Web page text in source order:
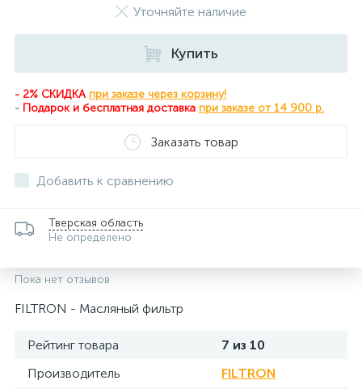
Уточняйте наличие
Купить
- 2% СКИДКА при заказе через корзину!
- Подарок и бесплатная доставка при заказе от 14 900 р.
Заказать товар
Добавить к сравнению
Тверская область
Не определено
Пока нет отзывов
FILTRON - Масляный фильтр
Рейтинг товара
7 из 10
Производитель
FILTRON